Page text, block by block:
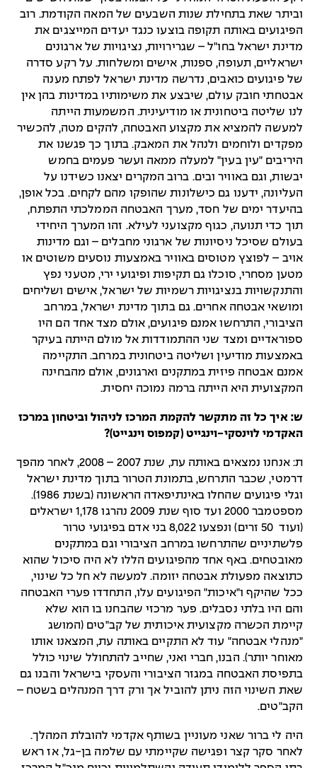
וביתר שאת בתחילת שנות השבעים של המאה הקודמת. רוב
הפיגועים באותה תקופה בוצעו כנגד יעדים המייצגים את
מדינת ישראל בחו"ל – שגרירויות, נציגויות של ארגונים
ישראליים, תעופה, ספנות, אישים ומשלחות. על רקע סדרה
של פיגועים כואבים, נדרשה מדינת ישראל לפתח מענה
אבטחתי חובק עולם, שיבצע את משימותיו במדינות בהן אין
לנו שליטה ביטחונית או מודיעינית. המשמעות הייתה
למעשה להמציא את מקצוע האבטחה, להקים מטה, להכשיר
מפקדים ולוחמים ולנהל את המאבק. בתוך כך פגשנו את
היריבים "עין בעין" למעלה ממאה ועשר פעמים בחמש
יבשות, וגם באוויר ובים. ברוב המקרים יצאנו כשידנו על
העליונה, ידענו גם כישלונות שהופקו מהם לקחים. בכל אופן,
בהיעדר ימים של חסד, מערך האבטחה הממלכתי התפתח,
תוך כדי תנועה, כגוף מקצועני לעילא. זהו המערך היחידי
בעולם שסיכל ניסיונות של ארגוני מחבלים – וגם מדינות
אויב – לפוצץ מטוסים באוויר באמצעות נוסעים משוטים או
מטען מסחרי, סוכלו גם תקיפות ופיגועי ירי, מטעני נפץ
והתנקשויות בנציגויות רשמיות של ישראל, אישים ושליחים
ומושאי אבטחה אחרים. גם בתוך מדינת ישראל, במרחב
הציבורי, התרחשו אמנם פיגועים, אולם מצד אחד הם היו
ספוראדיים ומצד שני ההתמודדות אל מולם הייתה בעיקר
באמצעות מודיעין ושליטה ביטחונית במרחב. התקיימה
אמנם אבטחה פיזית במתקנים וארגונים, אולם מהבחינה
המקצועית היא הייתה ברמה נמוכה יחסית.
ש: איך כל זה מתקשר להקמת המרכז לניהול וביטחון במרכז
האקדמי לוינסקי-וינגייט (קמפוס וינגייט)?
ת: אנחנו נמצאים באותה עת, שנת 2007 – 2008, לאחר מהפך
דרמטי, שכבר התרחש, בתמונת הטרור בתוך מדינת ישראל
וגלי פיגועים שהחלו באינתיפאדה הראשונה (בשנת 1986).
מספטמבר 2000 ועד סוף שנת 2009 נהרגו 1,178 ישראלים
(ועוד 50 זרים) ונפצעו 8,022 בני אדם בפיגועי טרור
פלשתיניים שהתרחשו במרחב הציבורי וגם במתקנים
מאובטחים. באף אחד מהפיגועים הללו לא היה סיכול שהוא
כתוצאה מפעולת אבטחה יזומה. למעשה לא חל כל שינוי,
ככל שהיקף ו"איכות" הפיגועים עלו, התחדדו פערי האבטחה
והם היו בלתי נסבלים. פער מרכזי שהבחנו בו הוא שלא
קיימת הכשרה מקצועית איכותית של קב"טים (המושג
"מנהלי אבטחה" עוד לא התקיים באותה עת, המצאנו אותו
מאוחר יותר). הבנו, חברי ואני, שחייב להתחולל שינוי כולל
בתפיסת האבטחה במגזר הציבורי והעסקי בישראל והבנו גם
שאת השינוי הזה ניתן להוביל אך ורק דרך המנהלים בשטח –
הקב"טים.
היה לי ברור שאני מעוניין בשותף אקדמי להובלת המהלך.
לאחר סקר קצר ופגישה שקיימתי עם שלמה בן-גל, אז ראש